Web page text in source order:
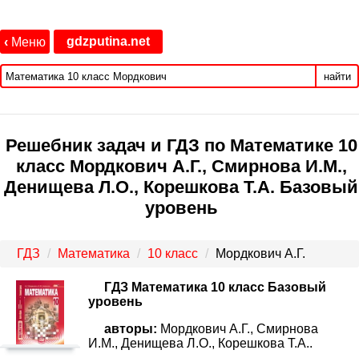
‹ Меню gdzputina.net
найти
Решебник задач и ГДЗ по Математике 10
класс Мордкович А.Г., Смирнова И.М.,
Денищева Л.О., Корешкова Т.А. Базовый
уровень
ГДЗ Математика 10 класс Мордкович А.Г.
ГДЗ Математика 10 класс Базовый
уровень
авторы: Мордкович А.Г., Смирнова
И.М., Денищева Л.О., Корешкова Т.А..